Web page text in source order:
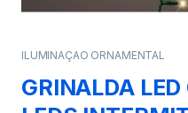
ILUMINAÇAO ORNAMENTAL
GRINALDA